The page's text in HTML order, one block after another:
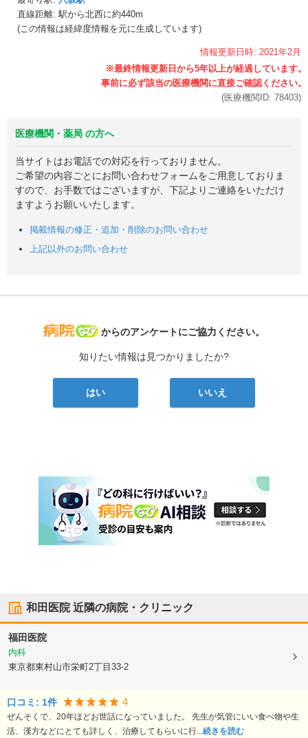
直線距離: 駅から北西に約440m
(この情報は経緯度情報を元に生成しています)
情報更新日時: 2021年2月
(医療機関ID: 78403)
医療機関・薬局 の方へ
当サイトはお電話での対応を行っておりません。
ご希望の内容ごとにお問い合わせフォームをご用意しておりま
すので、お手数ではございますが、下記よりご連絡をいただけ
ますようお願いいたします。
掲載情報の修正・追加・削除のお問い合わせ
上記以外のお問い合わせ
病院なび
からのアンケートにご協力ください。
知りたい情報は見つかりましたか?
はい いいえ
和田医院近隣の病院・クリニック
福田医院
内科
東京都東村山市栄町2丁目33-2
口コミ: 1件 4
ぜんそくで、20年ほどお世話になっていました。 先生が気管にいい食べ物や生
活、漢方などにとても詳しく、治療してもらいに行... 続きを読む